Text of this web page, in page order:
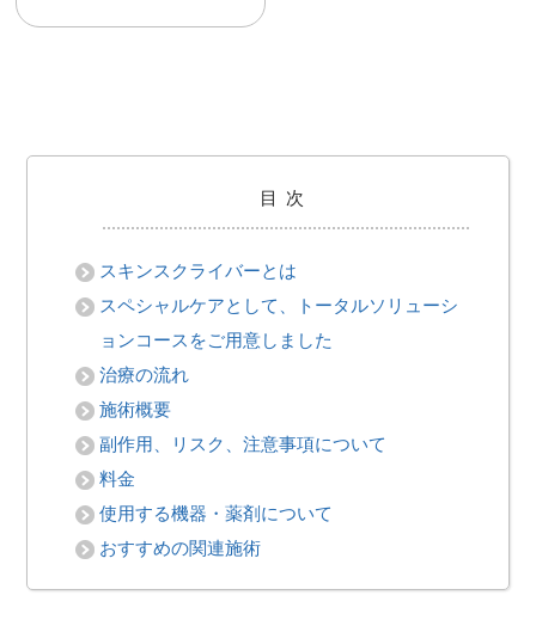
目次
スキンスクライバーとは
スペシャルケアとして、トータルソリューシ
ョンコースをご用意しました
治療の流れ
施術概要
副作用、リスク、注意事項について
料金
使用する機器・薬剤について
おすすめの関連施術